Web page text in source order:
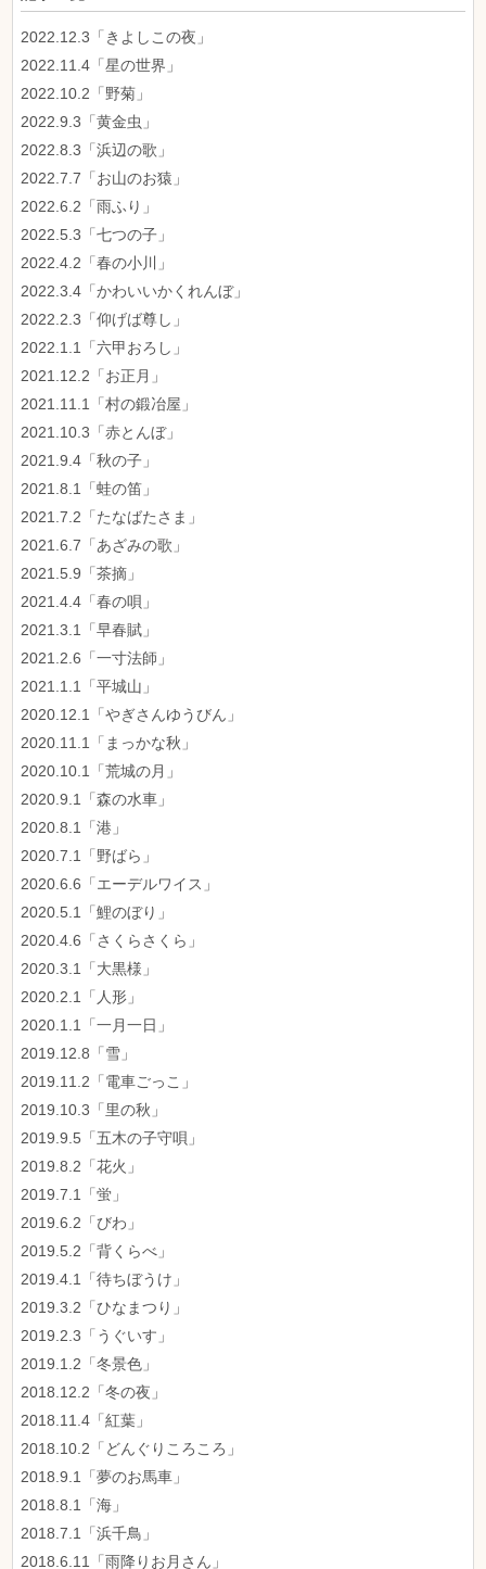
2022.12.3「きよしこの夜」
2022.11.4「星の世界」
2022.10.2「野菊」
2022.9.3「黄金虫」
2022.8.3「浜辺の歌」
2022.7.7「お山のお猿」
2022.6.2「雨ふり」
2022.5.3「七つの子」
2022.4.2「春の小川」
2022.3.4「かわいいかくれんぼ」
2022.2.3「仰げば尊し」
2022.1.1「六甲おろし」
2021.12.2「お正月」
2021.11.1「村の鍛冶屋」
2021.10.3「赤とんぼ」
2021.9.4「秋の子」
2021.8.1「蛙の笛」
2021.7.2「たなばたさま」
2021.6.7「あざみの歌」
2021.5.9「茶摘」
2021.4.4「春の唄」
2021.3.1「早春賦」
2021.2.6「一寸法師」
2021.1.1「平城山」
2020.12.1「やぎさんゆうびん」
2020.11.1「まっかな秋」
2020.10.1「荒城の月」
2020.9.1「森の水車」
2020.8.1「港」
2020.7.1「野ばら」
2020.6.6「エーデルワイス」
2020.5.1「鯉のぼり」
2020.4.6「さくらさくら」
2020.3.1「大黒様」
2020.2.1「人形」
2020.1.1「一月一日」
2019.12.8「雪」
2019.11.2「電車ごっこ」
2019.10.3「里の秋」
2019.9.5「五木の子守唄」
2019.8.2「花火」
2019.7.1「蛍」
2019.6.2「びわ」
2019.5.2「背くらべ」
2019.4.1「待ちぼうけ」
2019.3.2「ひなまつり」
2019.2.3「うぐいす」
2019.1.2「冬景色」
2018.12.2「冬の夜」
2018.11.4「紅葉」
2018.10.2「どんぐりころころ」
2018.9.1「夢のお馬車」
2018.8.1「海」
2018.7.1「浜千鳥」
2018.6.11「雨降りお月さん」